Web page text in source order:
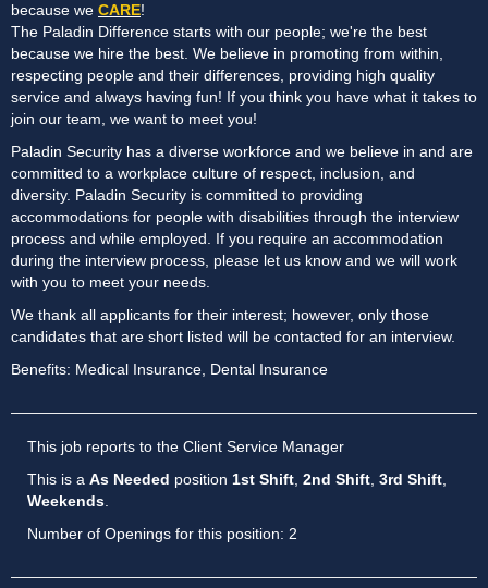
because we CARE!
The Paladin Difference starts with our people; we're the best
because we hire the best. We believe in promoting from within,
respecting people and their differences, providing high quality
service and always having fun! If you think you have what it takes to
join our team, we want to meet you!
Paladin Security has a diverse workforce and we believe in and are
committed to a workplace culture of respect, inclusion, and
diversity. Paladin Security is committed to providing
accommodations for people with disabilities through the interview
process and while employed. If you require an accommodation
during the interview process, please let us know and we will work
with you to meet your needs.
We thank all applicants for their interest; however, only those
candidates that are short listed will be contacted for an interview.
Benefits: Medical Insurance, Dental Insurance
This job reports to the Client Service Manager
This is a As Needed position 1st Shift 2nd Shift 3rd Shift
Weekends
Number of Openings for this position: 2